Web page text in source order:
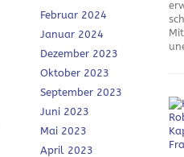
Februar 2024
Januar 2024
Dezember 2023
Oktober 2023
September 2023
Juni 2023
Mai 2023
April 2023